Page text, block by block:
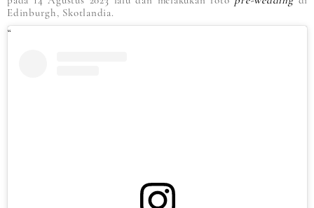
Edinburgh, Skotlandia.